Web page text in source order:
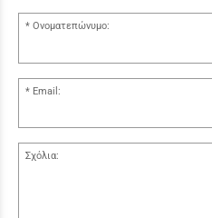
Ονοματεπώνυμο:
Email:
Σχόλια: